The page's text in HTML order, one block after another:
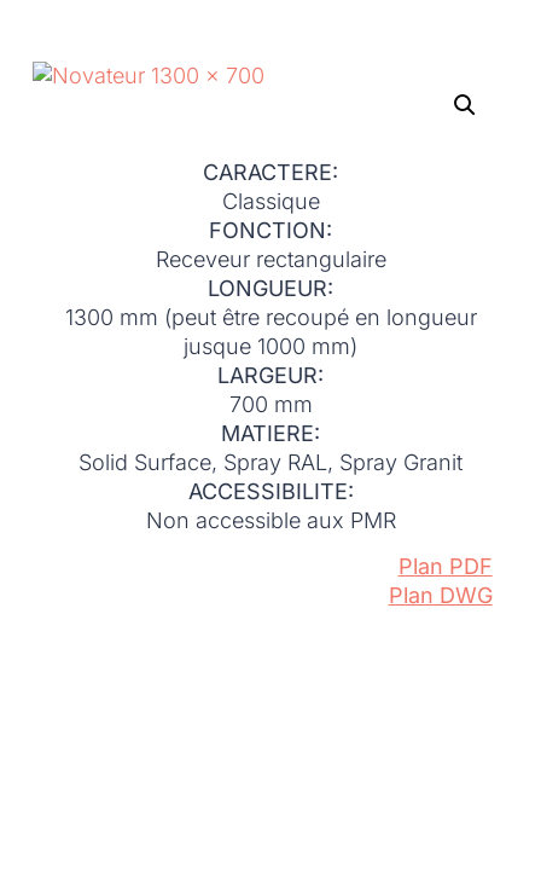
CARACTERE:
Classique
FONCTION:
Receveur rectangulaire
LONGUEUR:
1300 mm (peut être recoupé en longueur
jusque 1000 mm)
LARGEUR:
700 mm
MATIERE:
Solid Surface, Spray RAL, Spray Granit
ACCESSIBILITE:
Non accessible aux PMR
Plan PDF
Plan DWG